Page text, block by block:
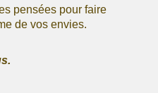
pensées pour faire
de vos envies.